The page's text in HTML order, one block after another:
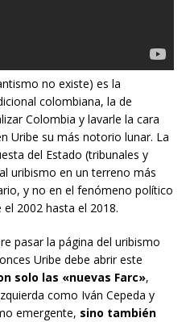
no existe) es la
colombiana, la de
Colombia y lavarle la cara
Uribe su más notorio lunar. La
del Estado (tribunales y
uribismo en un terreno más
y no en el fenómeno político
2002 hasta el 2018.
pasar la página del uribismo
Uribe debe abrir este
solo las «nuevas Farc»,
como Iván Cepeda y
emergente, sino también